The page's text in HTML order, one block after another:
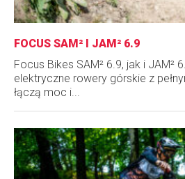
FOCUS SAM² I JAM² 6.9
Focus Bikes SAM² 6.9, jak i JAM²
elektryczne rowery górskie z
łączą moc i...